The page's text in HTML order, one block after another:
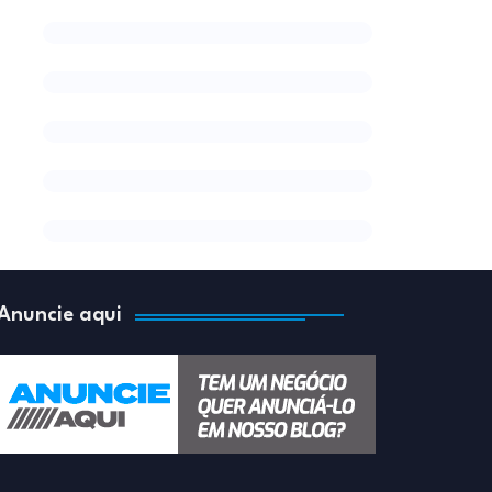
aqui